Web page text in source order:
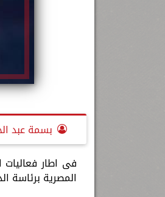
بسمة عبد
المصرية برئاسة الدكتور خالد